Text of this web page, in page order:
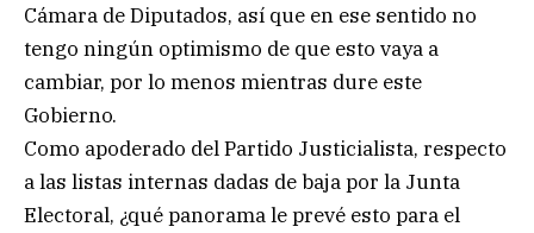
Cámara de Diputados, así que en ese sentido no
tengo ningún optimismo de que esto vaya a
cambiar, por lo menos mientras dure este
Gobierno.
Como apoderado del Partido Justicialista, respecto
a las listas internas dadas de baja por la Junta
Electoral, ¿qué panorama le prevé esto para el